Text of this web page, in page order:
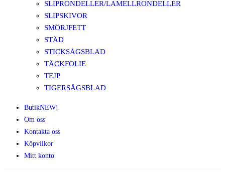
SLIPRONDELLER/LAMELLRONDELLER
SLIPSKIVOR
SMÖRJFETT
STÄD
STICKSÅGSBLAD
TÄCKFOLIE
TEJP
TIGERSÅGSBLAD
ButikNEW!
Om oss
Kontakta oss
Köpvilkor
Mitt konto